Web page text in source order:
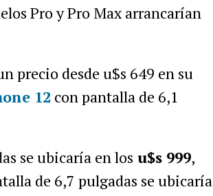
Pro y Pro Max arrancarían
precio desde u$s 649 en su
12 con pantalla de 6,1
se ubicaría en los u$s 999,
de 6,7 pulgadas se ubicaría